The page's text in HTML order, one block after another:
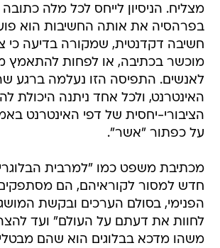
מצליח. הניסיון לייחס לכל מלה
בפרהסיה את אותה החשיבות הוא
חשיבה דקדנטית, שמקורה בדיעה כי
מוכשר בכתיבה, או לפחות להתאמץ
לאנשים. התפיסה הזו נעלמה ברגע
האינטרנט, ולכל אחד ניתנה היכולת
הציבורי-יחסית של דפי האינטרנט
על כפתור "אשר".
מכתיבת משפט כמו "למרבית
חדש למסור לקוראיהם, הם
הפנימי, בסולם הערכים ובקשת
לחוות את דעתם על העולם" ועד
משהו מדכא בבלוגים הוא שהם